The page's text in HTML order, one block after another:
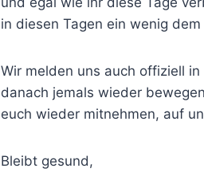
in diesen Tagen ein wenig
Wir melden uns auch offiziell
danach jemals wieder
euch wieder mitnehmen, auf
Bleibt gesund,